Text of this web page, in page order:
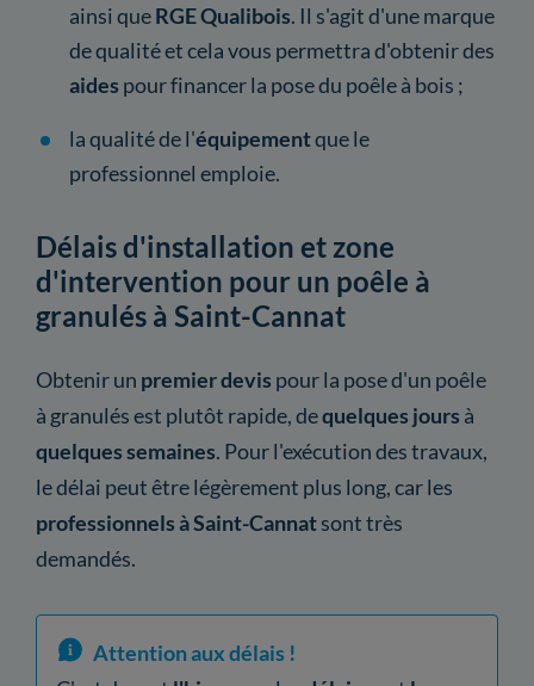
ainsi queRGE Qualibois. Il s'agit d'une marque
de qualité et cela vous permettra d'obtenir des
aides pour financer la pose du poêle à bois ;
la qualité de l'équipementque le
professionnel emploie.
Délais d'installation et zone
d'intervention pour un poêle à
granulés à Saint-Cannat
Obtenir un premier devis pour la pose d'un poêle
à granulés est plutôt rapide, dequelques jours à
quelques semaines. Pour l'exécution des travaux,
le délai peut être légèrement plus long, car les
professionnels à Saint-Cannatsont très
demandés.
Attention aux délais !